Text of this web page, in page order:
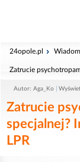
24opole.pl
Zatrucie
Autor: Aga_Ko
Zatrucie
specjalnej?
LPR